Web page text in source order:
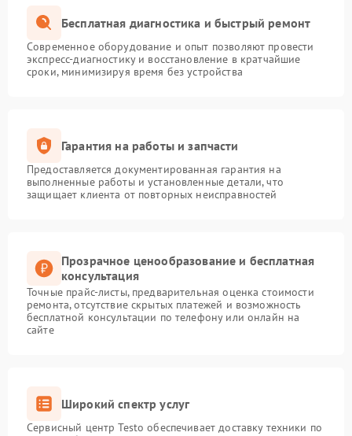
Бесплатная диагностика и быстрый ремонт
Современное оборудование и опыт позволяют провести
экспресс-диагностику и восстановление в кратчайшие
сроки, минимизируя время без устройства
Гарантия на работы и запчасти
Предоставляется документированная гарантия на
выполненные работы и установленные детали, что
защищает клиента от повторных неисправностей
Прозрачное ценообразование и бесплатная
консультация
Точные прайс-листы, предварительная оценка стоимости
ремонта, отсутствие скрытых платежей и возможность
бесплатной консультации по телефону или онлайн на
сайте
Широкий спектр услуг
Сервисный центр Testo обеспечивает доставку техники по